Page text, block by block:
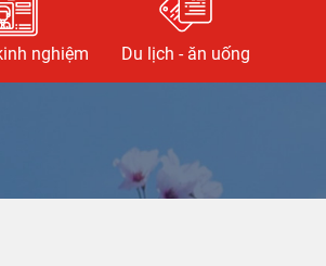
nghiệm Du lịch - ăn uống